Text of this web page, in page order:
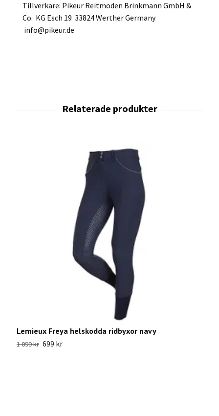
Tillverkare: Pikeur Reitmoden Brinkmann GmbH &
Co. KG Esch 19 33824 Werther Germany
info@pikeur.de
Lemieux Freya helskodda ridbyxor navy
1 099 kr 699 kr